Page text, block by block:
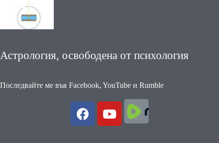
Астрология, освободена от психология
Последвайте ме във Facebook, YouTube и Rumble